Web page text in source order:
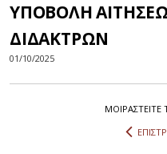
ΥΠΟΒΟΛΗ
ΔΙΔΑΚΤΡΩΝ
01/10/2025
ΜΟΙΡΑΣΤEIΤΕ